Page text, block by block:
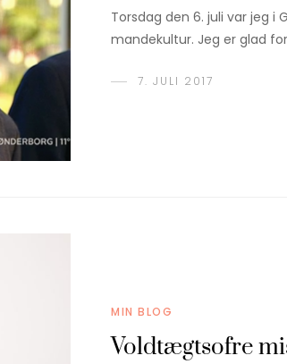
Torsdag den 6. juli var jeg
mandekultur. Jeg er glad
7. JULI 2017
MIN BLOG
Voldtægtsofre